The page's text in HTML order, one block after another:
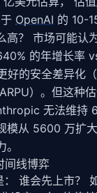
OpenAI 的 10-
高？ 市场可能认
的年增长率
好的安全差异化
）。但这种
无法维持
模从 5600 万扩
间线博弈
谁会先上市？